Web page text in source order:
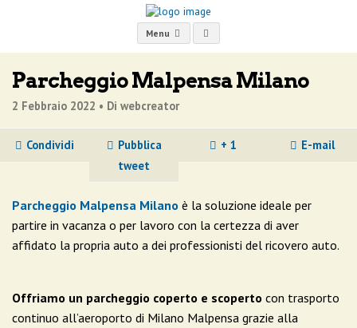
Menu
Parcheggio Malpensa Milano
2 Febbraio 2022 • Di webcreator
Condividi
Pubblica
tweet
+ 1 E-mail
Parcheggio Malpensa Milano è la soluzione ideale per
partire in vacanza o per lavoro con la certezza di aver
affidato la propria auto a dei professionisti del ricovero auto.
Offriamo un parcheggio coperto e scoperto con trasporto
continuo all’aeroporto di Milano Malpensa grazie alla